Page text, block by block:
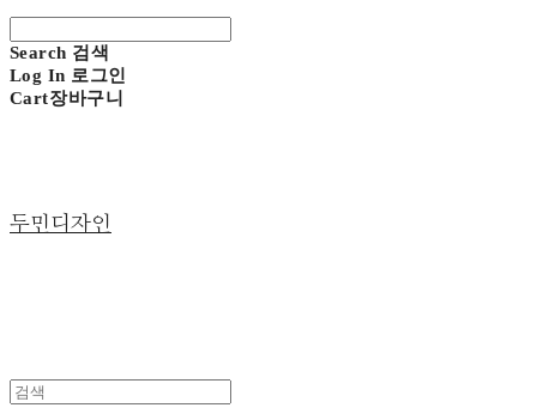
Search 검색
Log In 로그인
Cart장바구니
두민디자인